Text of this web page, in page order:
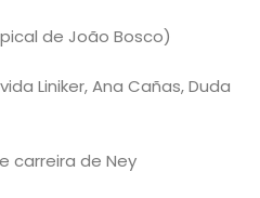
de João Bosco)
Liniker, Ana Cañas, Duda
carreira de Ney